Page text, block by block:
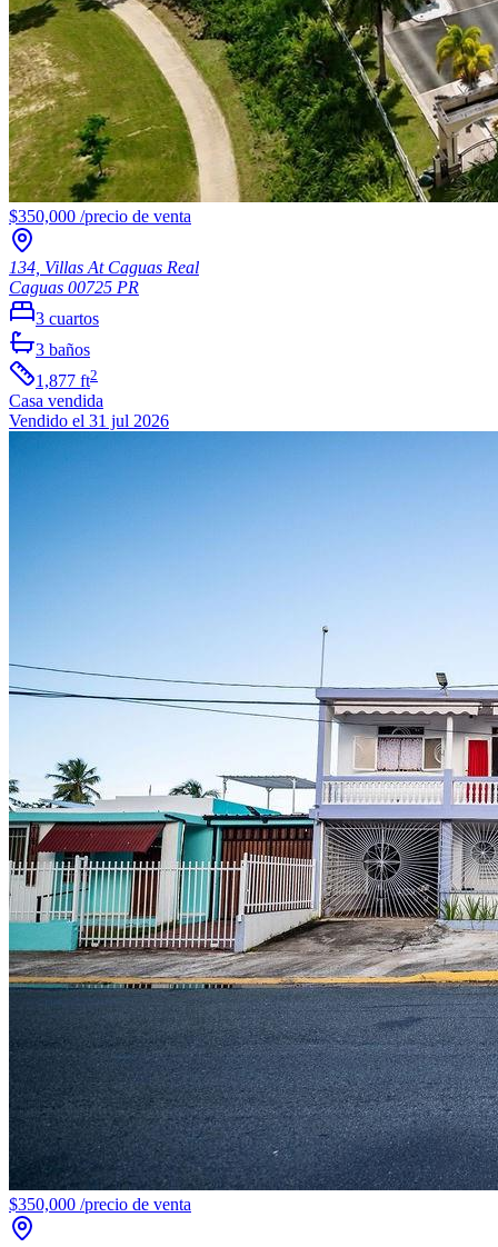
$350,000 /precio de venta
134, Villas At Caguas Real
Caguas 00725 PR
3 cuartos
3 baños
1,877 ft2
Casa vendida
Vendido el 31 jul 2026
$350,000 /precio de venta